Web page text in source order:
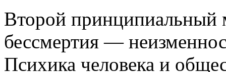
Второй
бессмертия —
Психика человека и